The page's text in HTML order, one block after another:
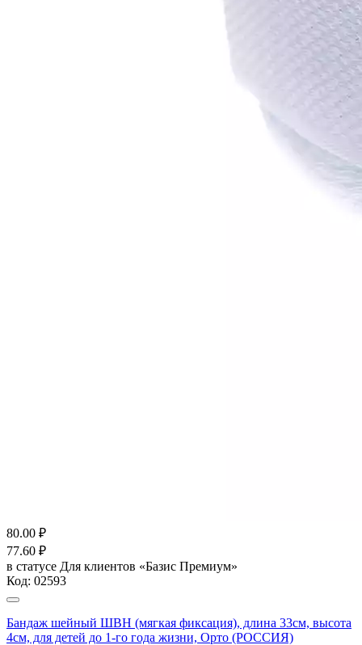
80.00 ₽
77.60 ₽
в статусе Для клиентов «Базис Премиум»
Код: 02593
Бандаж шейный ШВН (мягкая фиксация), длина 33см, высота
4см, для детей до 1-го года жизни, Орто (РОССИЯ)